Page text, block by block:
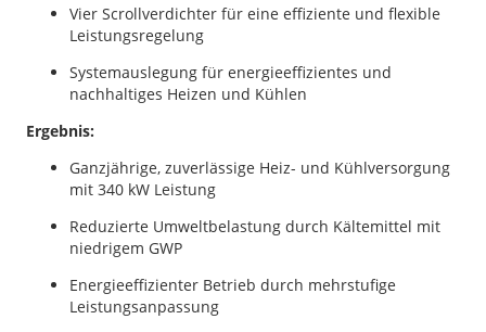
Vier Scrollverdichter für eine effiziente und flexible
Leistungsregelung
Systemauslegung für energieeffizientes und
nachhaltiges Heizen und Kühlen
Ergebnis:
Ganzjährige, zuverlässige Heiz- und Kühlversorgung
mit 340 kW Leistung
Reduzierte Umweltbelastung durch Kältemittel mit
niedrigem GWP
Energieeffizienter Betrieb durch mehrstufige
Leistungsanpassung